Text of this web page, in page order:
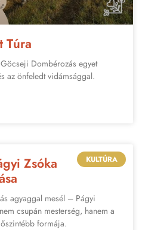
Túra
Dombérozás egyet
az önfeledt vidámsággal.
KULTÚRA
Zsóka
agyaggal mesél – Págyi
csupán mesterség, hanem a
formája.